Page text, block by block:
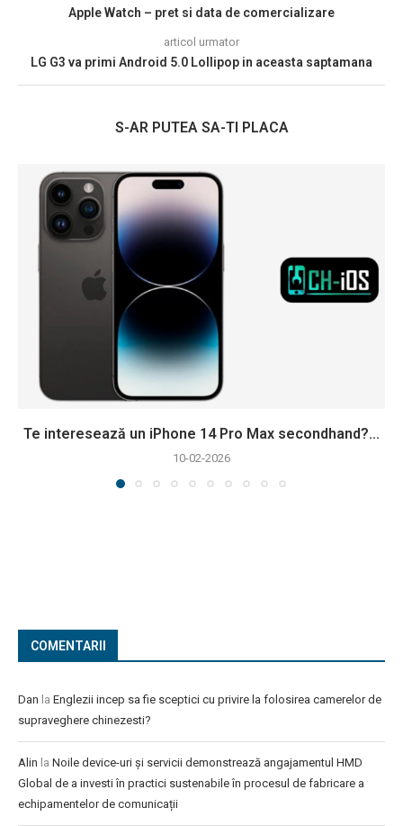
Apple Watch – pret si data de comercializare
articol urmator
LG G3 va primi Android 5.0 Lollipop in aceasta saptamana
S-AR PUTEA SA-TI PLACA
Te interesează un iPhone 14 Pro Max secondhand?...
10-02-2026
COMENTARII
Dan la Englezii incep sa fie sceptici cu privire la folosirea camerelor de
supraveghere chinezesti?
Alin la Noile device-uri și servicii demonstrează angajamentul HMD
Global de a investi în practici sustenabile în procesul de fabricare a
echipamentelor de comunicații